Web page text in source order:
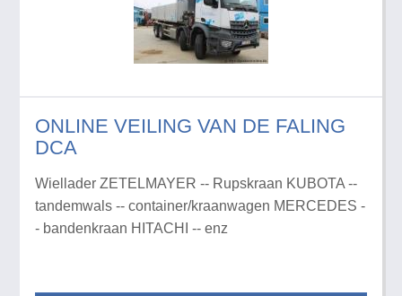
ONLINE VEILING VAN DE FALING
DCA
Wiellader ZETELMAYER -- Rupskraan KUBOTA --
tandemwals -- container/kraanwagen MERCEDES -
- bandenkraan HITACHI -- enz